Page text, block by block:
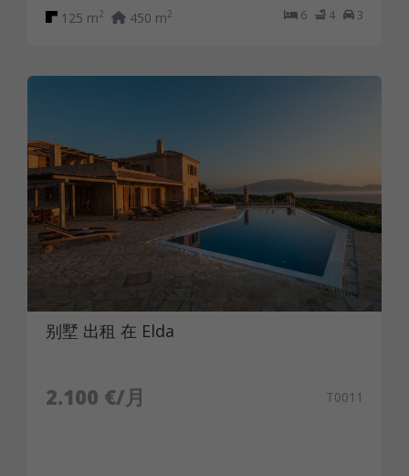
6 4 3
125 m2 450 m2
别墅 出租 在 Elda
2.100 €/月 T0011